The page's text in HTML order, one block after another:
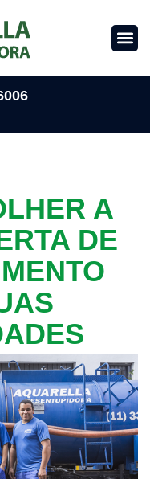
A
DE